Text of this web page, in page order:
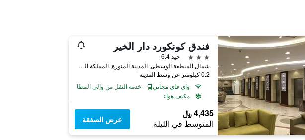
فندق كونكورد دار الخير
3 نجوم
جيد 6.4
شمال المنطقة الوسطى, المدينة المنورة, المملكة العربية السعودية
0.2 كيلومتر عن وسط المدينة
واي فاي مجاني
خدمة النقل من وإلى المطار
مكيف هواء
4,435 ﷼
المتوسط في الليلة عرض الصفقة